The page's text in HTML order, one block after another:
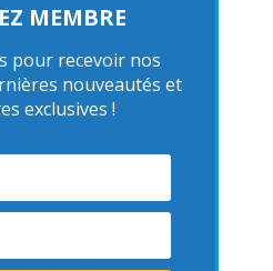
MEMBRE
pour recevoir nos
nouveautés et
exclusives !